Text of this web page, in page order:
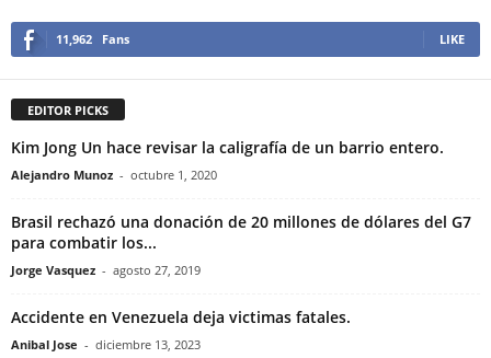
11,962 Fans LIKE
EDITOR PICKS
Kim Jong Un hace revisar la caligrafía de un barrio entero.
Alejandro Munoz - octubre 1, 2020
Brasil rechazó una donación de 20 millones de dólares del G7
para combatir los...
Jorge Vasquez - agosto 27, 2019
Accidente en Venezuela deja victimas fatales.
Anibal Jose - diciembre 13, 2023